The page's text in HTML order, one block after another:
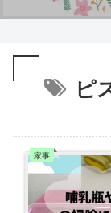
ピ
家事